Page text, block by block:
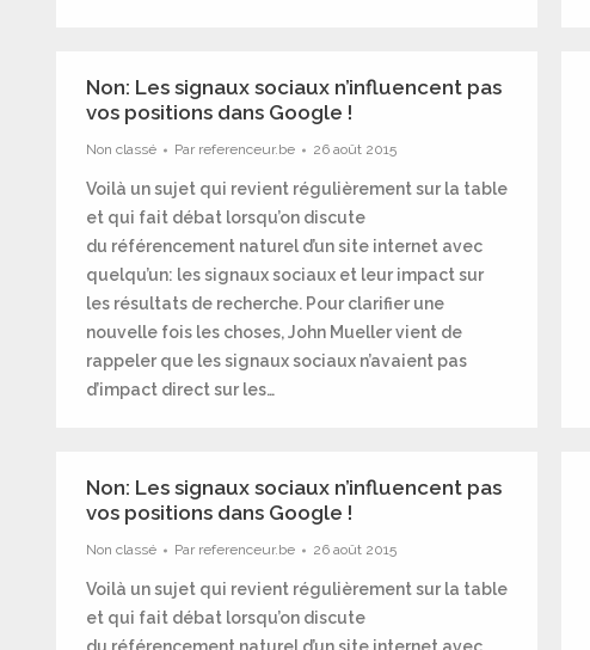
Non: Les signaux sociaux n’influencent pas
vos positions dans Google !
Non classé Par referenceur.be 26 août 2015
Voilà un sujet qui revient régulièrement sur la table
et qui fait débat lorsqu’on discute
du référencement naturel d’un site internet avec
quelqu’un: les signaux sociaux et leur impact sur
les résultats de recherche. Pour clarifier une
nouvelle fois les choses, John Mueller vient de
rappeler que les signaux sociaux n’avaient pas
d’impact direct sur les…
Non: Les signaux sociaux n’influencent pas
vos positions dans Google !
Non classé Par referenceur.be 26 août 2015
Voilà un sujet qui revient régulièrement sur la table
et qui fait débat lorsqu’on discute